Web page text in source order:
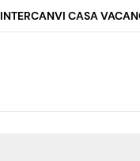
INTERCANVI CASA